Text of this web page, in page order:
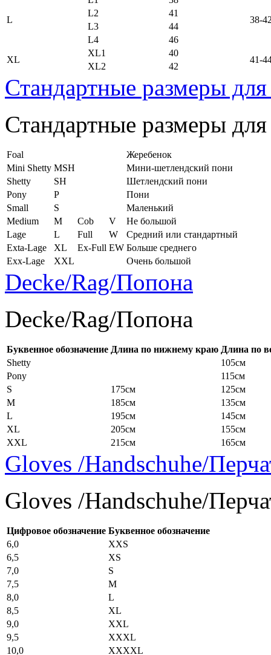
L
38-
L2
41
L3
44
L4
46
XL
XL1 40
41-
XL2 42
Стандартные размеры
Стандартные размеры
Foal
Жеребенок
Mini Shetty MSH
Мини-шетлендский пони
Shetty
SH
Шетлендский пони
Pony
P
Пони
Small
S
Маленький
Medium
M Cob V
Не большой
Lage
L Full W
Средний или стандартный
Exta-Lage
XL Ex-Full EW Больше среднего
Exx-Lage
XXL Очень большой
Decke/Rag/Попона
Decke/Rag/Попона
Буквенное обозначение Длина по нижнему краю Длина по
Shetty
105см
Pony
115см
S
175см
125см
M
185см
135см
L
195см
145см
XL
205см
155см
XXL
215см 165см
Gloves /Handschuhe/
Gloves /Handschuhe/
Цифровое обозначение Буквенное обозначение
6,0
XXS
6,5
XS
7,0
S
7,5
M
8,0
L
8,5
XL
9,0
XXL
9,5
XXXL
10,0
XXXXL